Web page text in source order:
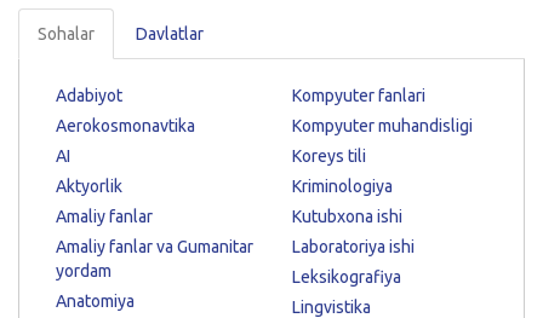
Sohalar Davlatlar
Adabiyot
Aerokosmonavtika
AI
Aktyorlik
Amaliy fanlar
Amaliy fanlar va Gumanitar
yordam
Anatomiya
Kompyuter fanlari
Kompyuter muhandisligi
Koreys tili
Kriminologiya
Kutubxona ishi
Laboratoriya ishi
Leksikografiya
Lingvistika